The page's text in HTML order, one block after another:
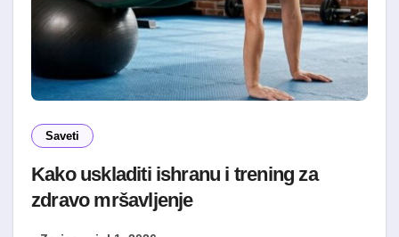
Saveti
Kako uskladiti ishranu i trening za
zdravo mršavljenje